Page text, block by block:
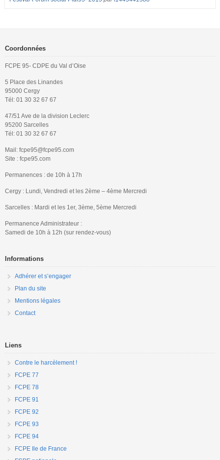
Coordonnées
FCPE 95- CDPE du Val d’Oise
5 Place des Linandes
95000 Cergy
Tél: 01 30 32 67 67
47/51 Ave de la division Leclerc
95200 Sarcelles
Tél: 01 30 32 67 67
Mail: fcpe95@fcpe95.com
Site : fcpe95.com
Permanences : de 10h à 17h
Cergy : Lundi, Vendredi et les 2ème – 4ème Mercredi
Sarcelles : Mardi et les 1er, 3ème, 5ème Mercredi
Permanence Administrateur :
Samedi de 10h à 12h (sur rendez-vous)
Informations
Adhérer et s’engager
Plan du site
Mentions légales
Contact
Liens
Contre le harcèlement !
FCPE 77
FCPE 78
FCPE 91
FCPE 92
FCPE 93
FCPE 94
FCPE Ile de France